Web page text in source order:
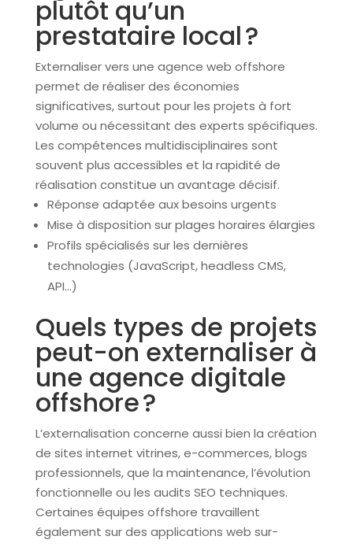
plutôt qu’un
prestataire local ?
Externaliser vers une agence web offshore
permet de réaliser des économies
significatives, surtout pour les projets à fort
volume ou nécessitant des experts spécifiques.
Les compétences multidisciplinaires sont
souvent plus accessibles et la rapidité de
réalisation constitue un avantage décisif.
Réponse adaptée aux besoins urgents
Mise à disposition sur plages horaires élargies
Profils spécialisés sur les dernières
technologies (JavaScript, headless CMS,
API…)
Quels types de projets
peut-on externaliser à
une agence digitale
offshore ?
L’externalisation concerne aussi bien la création
de sites internet vitrines, e-commerces, blogs
professionnels, que la maintenance, l’évolution
fonctionnelle ou les audits SEO techniques.
Certaines équipes offshore travaillent
également sur des applications web sur-